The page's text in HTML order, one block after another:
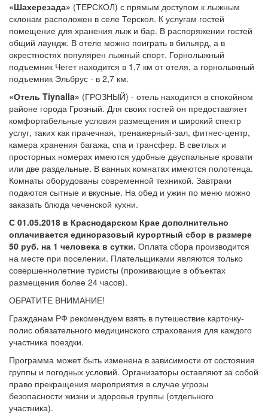
«Шахерезада» (ТЕРСКОЛ) с прямым доступом к лыжным
склонам расположен в селе Терскол. К услугам гостей
помещение для хранения лыж и бар. В распоряжении гостей
общий лаундж. В отеле можно поиграть в бильярд, а в
окрестностях популярен лыжный спорт. Горнолыжный
подъемник Чегет находится в 1,7 км от отеля, а горнолыжный
подъемник Эльбрус - в 2,7 км.
«Отель Tiynalla» (ГРОЗНЫЙ) - отель находится в спокойном
районе города Грозный. Для своих гостей он предоставляет
комфортабельные условия размещения и широкий спектр
услуг, таких как прачечная, тренажерный-зал, фитнес-центр,
камера хранения багажа, спа и трансфер. В светлых и
просторных номерах имеются удобные двуспальные кровати
или две раздельные. В ванных комнатах имеются полотенца.
Комнаты оборудованы современной техникой. Завтраки
подаются сытные и вкусные. На обед и ужин по меню можно
заказать блюда чеченской кухни.
С 01.05.2018 в Краснодарском Крае дополнительно
оплачивается единоразовый курортный сбор в размере
50 руб. на 1 человека в сутки. Оплата сбора производится
на месте при поселении. Плательщиками являются только
совершеннолетние туристы (проживающие в объектах
размещения более 24 часов).
ОБРАТИТЕ ВНИМАНИЕ!
Гражданам РФ рекомендуем взять в путешествие карточку-
полис обязательного медицинского страхования для каждого
участника поездки.
Программа может быть изменена в зависимости от состояния
группы и погодных условий. Организаторы оставляют за собой
право прекращения мероприятия в случае угрозы
безопасности жизни и здоровья группы (отдельного
участника).